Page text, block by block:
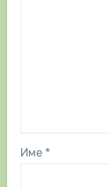
Име *